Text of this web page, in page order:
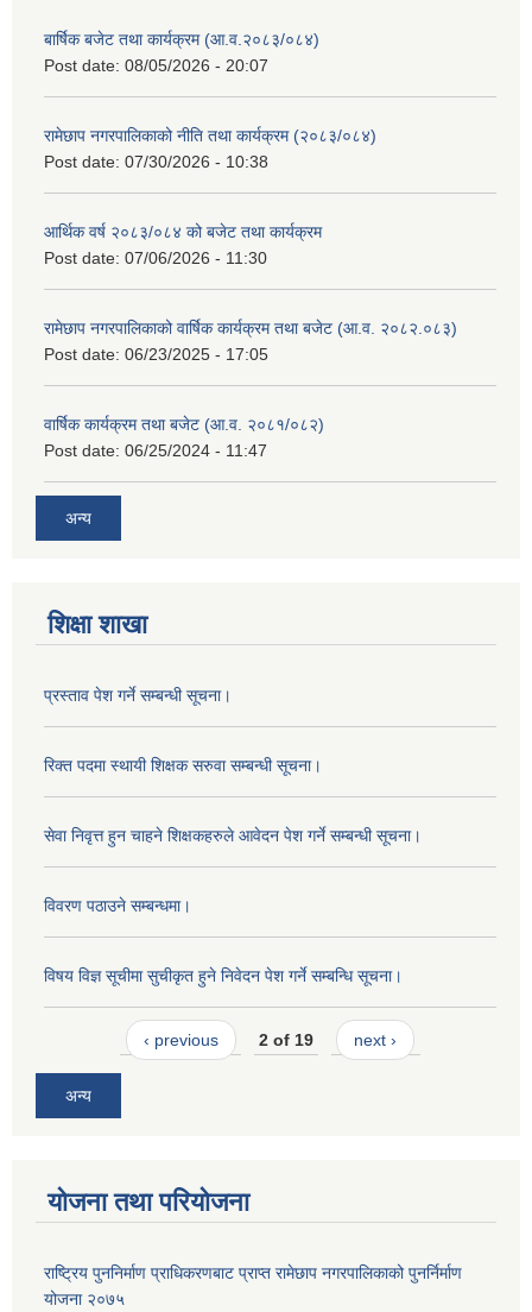
बार्षिक बजेट तथा कार्यक्रम (आ.व.२०८३/०८४)
Post date: 08/05/2026 - 20:07
रामेछाप नगरपालिकाको नीति तथा कार्यक्रम (२०८३/०८४)
Post date: 07/30/2026 - 10:38
आर्थिक वर्ष २०८३/०८४ को बजेट तथा कार्यक्रम
Post date: 07/06/2026 - 11:30
रामेछाप नगरपालिकाको वार्षिक कार्यक्रम तथा बजेट (आ.व. २०८२.०८३)
Post date: 06/23/2025 - 17:05
वार्षिक कार्यक्रम तथा बजेट (आ.व. २०८१/०८२)
Post date: 06/25/2024 - 11:47
अन्य
शिक्षा शाखा
प्रस्ताव पेश गर्ने सम्बन्धी सूचना।
रिक्त पदमा स्थायी शिक्षक सरुवा सम्बन्धी सूचना।
सेवा निवृत्त हुन चाहने शिक्षकहरुले आवेदन पेश गर्ने सम्बन्धी सूचना।
विवरण पठाउने सम्बन्धमा।
विषय विज्ञ सूचीमा सुचीकृत हुने निवेदन पेश गर्ने सम्बन्धि सूचना।
‹ previous 2 of 19 next ›
अन्य
योजना तथा परियोजना
राष्ट्रिय पुननिर्माण प्राधिकरणबाट प्राप्त रामेछाप नगरपालिकाको पुनर्निर्माण
योजना २०७५